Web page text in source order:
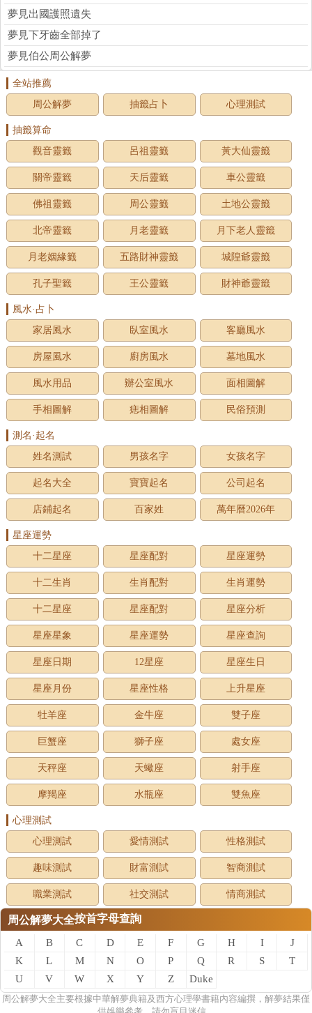
夢見出國護照遺失
夢見下牙齒全部掉了
夢見伯公周公解夢
全站推薦
周公解夢
抽籤占卜 心理測試
抽籤算命
觀音靈籤
呂祖靈籤 黃大仙靈籤
關帝靈籤 天后靈籤 車公靈籤
佛祖靈籤 周公靈籤 土地公靈籤
北帝靈籤 月老靈籤 月下老人靈籤
月老姻緣籤 五路財神靈籤 城隍爺靈籤
孔子聖籤 王公靈籤 財神爺靈籤
風水·占卜
家居風水
臥室風水 客廳風水
房屋風水 廚房風水 墓地風水
風水用品 辦公室風水 面相圖解
手相圖解 痣相圖解 民俗預測
測名·起名
姓名測試
男孩名字 女孩名字
起名大全 寶寶起名 公司起名
店鋪起名 百家姓 萬年曆2026年
星座運勢
十二星座
星座配對 星座運勢
十二生肖 生肖配對 生肖運勢
十二星座 星座配對 星座分析
星座星象 星座運勢 星座查詢
星座日期 12星座 星座生日
星座月份 星座性格 上升星座
牡羊座 金牛座 雙子座
巨蟹座 獅子座 處女座
天秤座 天蠍座 射手座
摩羯座 水瓶座 雙魚座
心理測試
心理測試
愛情測試 性格測試
趣味測試 財富測試 智商測試
職業測試 社交測試 情商測試
周公解夢大全按首字母查詢
A B C D E F G H I
J
K
L M N O P Q R S
T
U
V W X Y Z
Duke
of
周公解夢大全主要根據中華解夢典籍及西方心理學書籍內容編撰，解夢結果僅